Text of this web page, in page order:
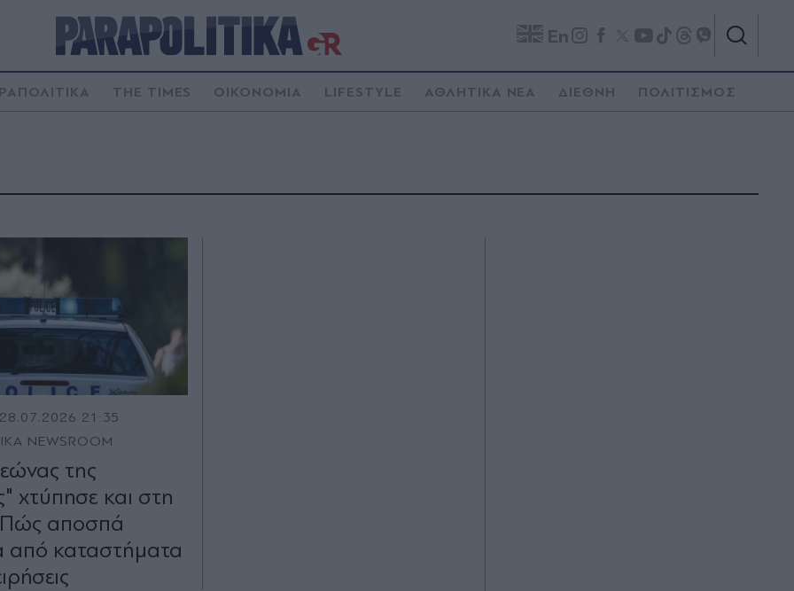
En
THE TIMES ΟΙΚΟΝΟΜΙΑ LIFESTYLE ΑΘΛΗΤΙΚΑ ΝΕΑ ΔΙΕΘΝΗ ΠΟΛΙΤΙΣΜΟΣ
28.07.2026 21:35
NEWSROOM
της
χτύπησε και στη
αποσπά
από καταστήματα